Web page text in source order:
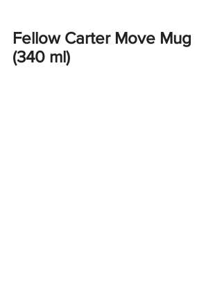
Fellow Carter Move Mug
(340 ml)